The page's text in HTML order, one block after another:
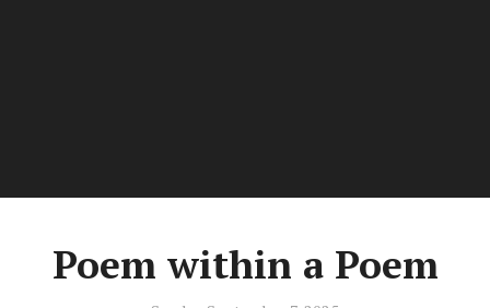
Poem within a Poem